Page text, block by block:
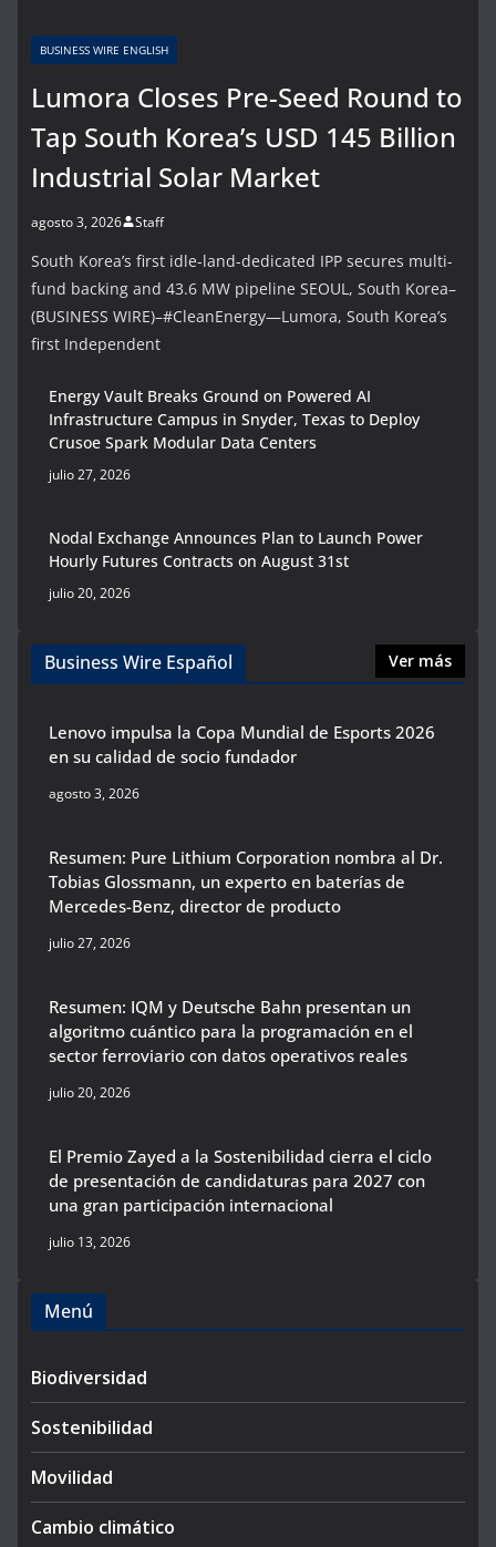
BUSINESS WIRE ENGLISH
Lumora Closes Pre-Seed Round to
Tap South Korea’s USD 145 Billion
Industrial Solar Market
agosto 3, 2026 Staff
South Korea’s first idle-land-dedicated IPP secures multi-
fund backing and 43.6 MW pipeline SEOUL, South Korea–
(BUSINESS WIRE)–#CleanEnergy—Lumora, South Korea’s
first Independent
Energy Vault Breaks Ground on Powered AI
Infrastructure Campus in Snyder, Texas to Deploy
Crusoe Spark Modular Data Centers
julio 27, 2026
Nodal Exchange Announces Plan to Launch Power
Hourly Futures Contracts on August 31st
julio 20, 2026
Business Wire Español Ver más
Lenovo impulsa la Copa Mundial de Esports 2026
en su calidad de socio fundador
agosto 3, 2026
Resumen: Pure Lithium Corporation nombra al Dr.
Tobias Glossmann, un experto en baterías de
Mercedes-Benz, director de producto
julio 27, 2026
Resumen: IQM y Deutsche Bahn presentan un
algoritmo cuántico para la programación en el
sector ferroviario con datos operativos reales
julio 20, 2026
El Premio Zayed a la Sostenibilidad cierra el ciclo
de presentación de candidaturas para 2027 con
una gran participación internacional
julio 13, 2026
Menú
Biodiversidad
Sostenibilidad
Movilidad
Cambio climático